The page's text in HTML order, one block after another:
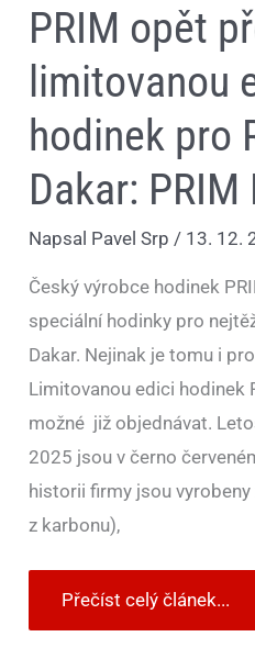
PRIM opět
limitovanou
hodinek pro
Dakar:
Napsal Pavel Srp / 13. 12.
Český výrobce hodinek
speciální hodinky pro
Dakar. Nejinak je tomu i
Limitovanou edici hodinek
možné již objednávat.
2025 jsou v černo
historii firmy jsou
z karbonu),
Přečíst celý článek...